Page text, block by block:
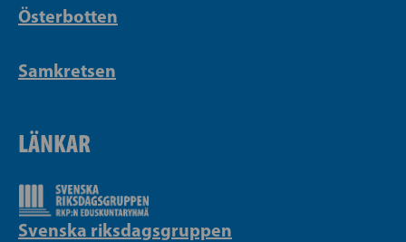
Österbotten
Samkretsen
LÄNKAR
Svenska riksdagsgruppen